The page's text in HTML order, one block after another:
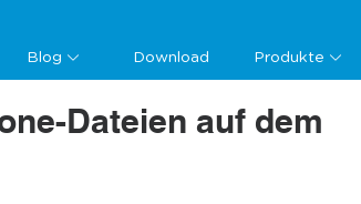
Blog Download Produkte
Dateien auf dem